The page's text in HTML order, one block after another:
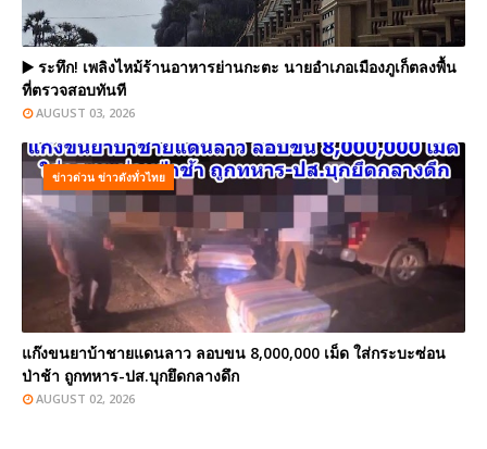
▶️ ระทึก! เพลิงไหม้ร้านอาหารย่านกะตะ นายอำเภอเมืองภูเก็ตลงพื้น
ที่ตรวจสอบทันที
AUGUST 03, 2026
ข่าวด่วน ข่าวดังทั่วไทย
แก๊งขนยาบ้าชายแดนลาว ลอบขน 8,000,000 เม็ด ใส่กระบะซ่อน
ป่าช้า ถูกทหาร-ปส.บุกยึดกลางดึก
AUGUST 02, 2026